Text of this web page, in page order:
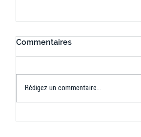
Créteil Choisy)
Commentaires
Rédigez un commentaire...